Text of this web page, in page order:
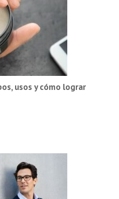
usos y cómo lograr